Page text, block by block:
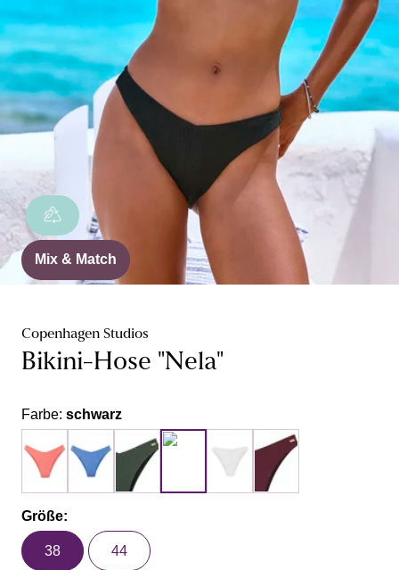
Mix & Match
Copenhagen Studios
Bikini-Hose "Nela"
Farbe: schwarz
Größe:
38 44